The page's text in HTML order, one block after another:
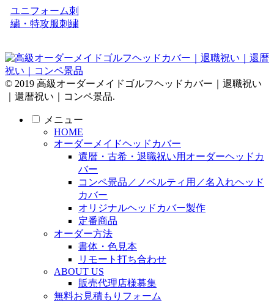
ユニフォーム刺
繍・特攻服刺繍
© 2019 高級オーダーメイドゴルフヘッドカバー｜退職祝い
｜還暦祝い｜コンペ景品.
メニュー
HOME
オーダーメイドヘッドカバー
還暦・古希・退職祝い用オーダーヘッドカ
バー
コンペ景品／ノベルティ用／名入れヘッド
カバー
オリジナルヘッドカバー製作
定番商品
オーダー方法
書体・色見本
リモート打ち合わせ
ABOUT US
販売代理店様募集
無料お見積もりフォーム